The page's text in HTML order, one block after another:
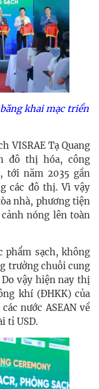
khai mạc triển
VISRAE Tạ Quang
đô thị hóa, công
tới năm 2035 gần
các đô thị. Vì vậy
nhà, phương tiện
nóng lên toàn
phẩm sạch, không
trưởng chuỗi cung
vậy hiện nay thị
khí (ĐHKK) của
nước ASEAN về
tỉ USD.